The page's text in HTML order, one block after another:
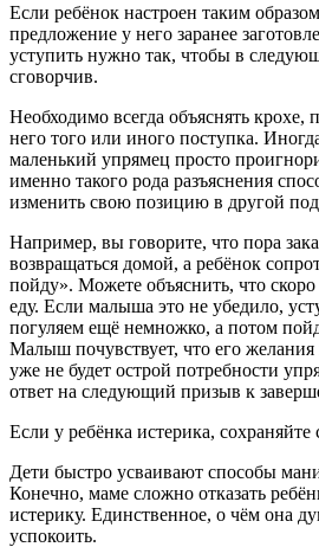
Если ребёнок настроен таким
предложение у него заранее
уступить нужно так, чтобы в
сговорчив.
Необходимо всегда объяснять крохе,
него того или иного поступка.
маленький упрямец просто
именно такого рода разъяснения
изменить свою позицию в другой
Например, вы говорите, что пора
возвращаться домой, а ребёнок
пойду». Можете объяснить, что
еду. Если малыша это не убедило,
погуляем ещё немножко, а потом
Малыш почувствует, что его
уже не будет острой потребности
ответ на следующий призыв к
Если у ребёнка истерика, сохраняйте
Дети быстро усваивают способы
Конечно, маме сложно отказать
истерику. Единственное, о чём она
успокоить.